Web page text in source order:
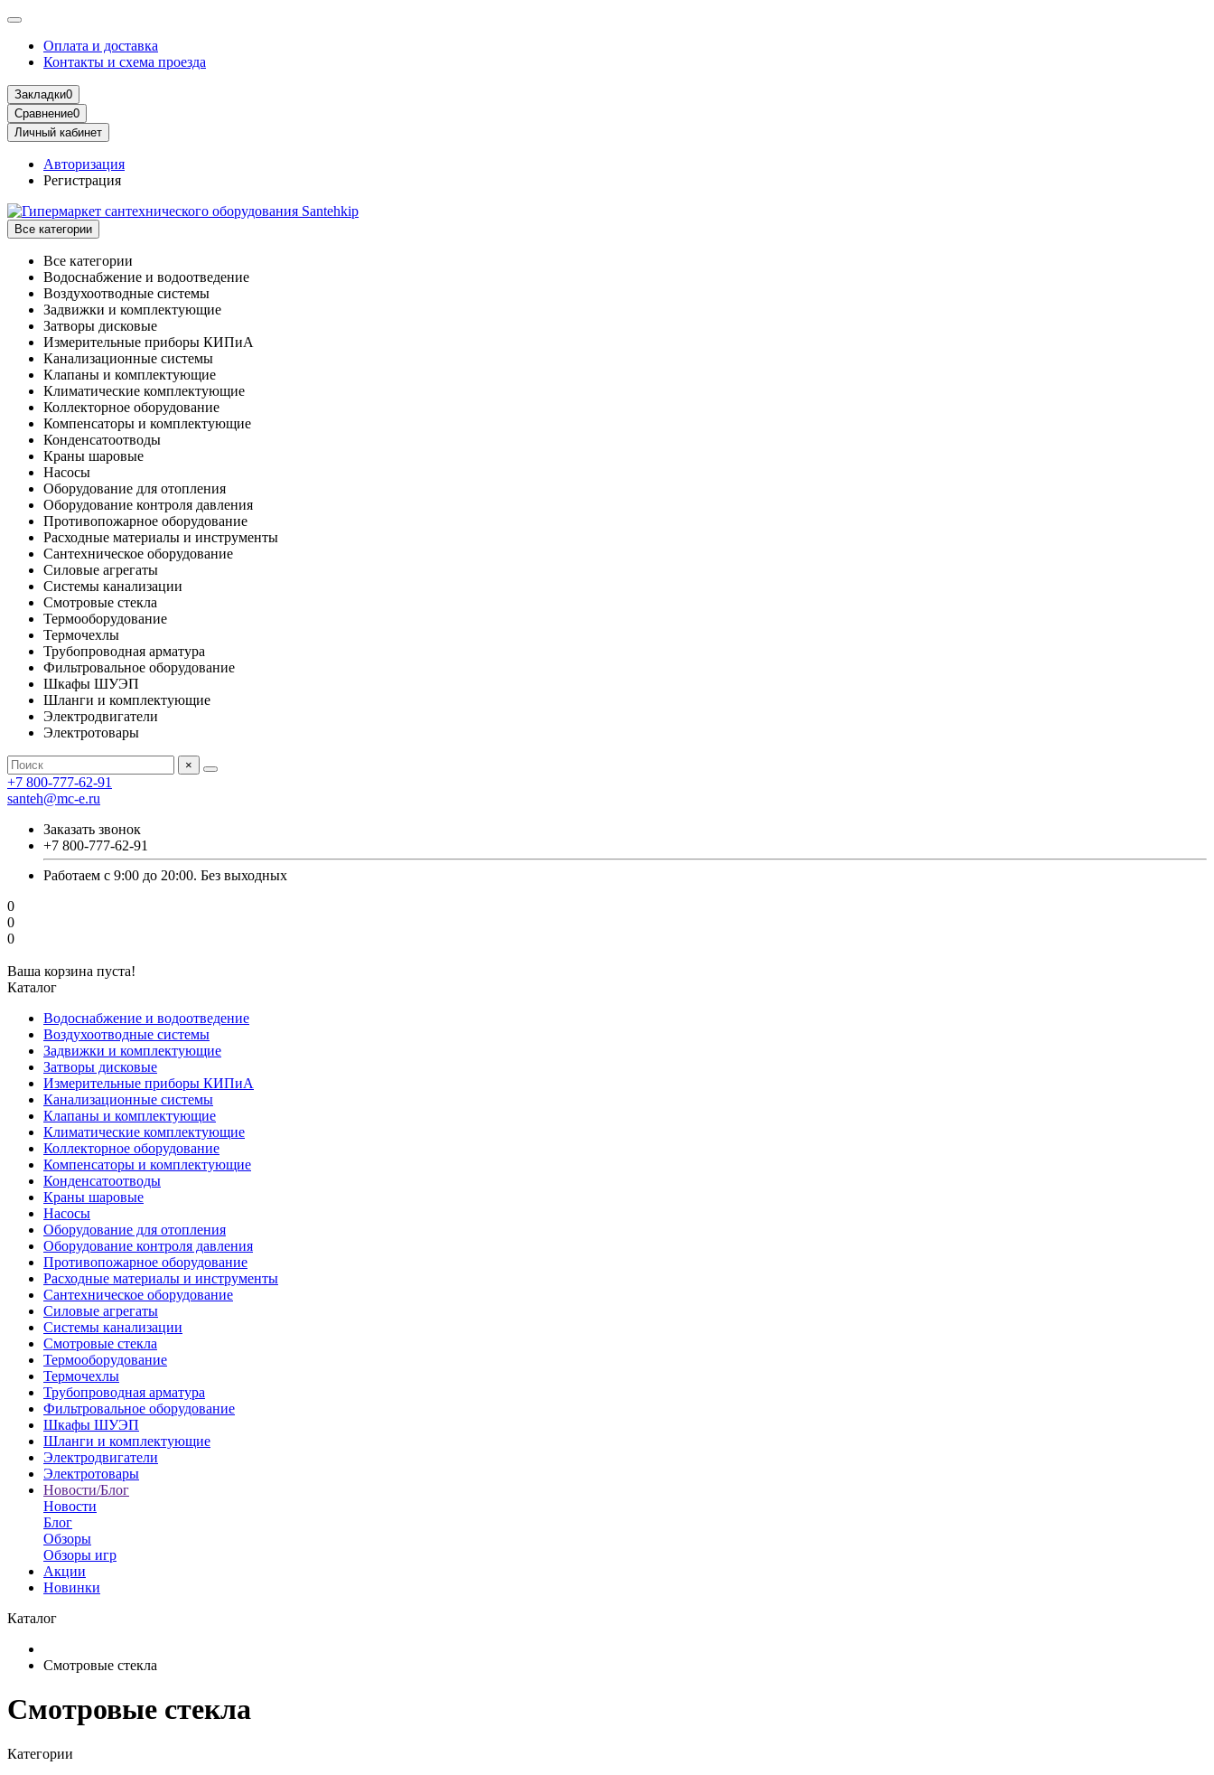
Оплата и доставка
Контакты и схема проезда
Закладки0
Сравнение0
Личный кабинет
Авторизация
Регистрация
Все категории
Все категории
Водоснабжение и водоотведение
Воздухоотводные системы
Задвижки и комплектующие
Затворы дисковые
Измерительные приборы КИПиА
Канализационные системы
Клапаны и комплектующие
Климатические комплектующие
Коллекторное оборудование
Компенсаторы и комплектующие
Конденсатоотводы
Краны шаровые
Насосы
Оборудование для отопления
Оборудование контроля давления
Противопожарное оборудование
Расходные материалы и инструменты
Сантехническое оборудование
Силовые агрегаты
Системы канализации
Смотровые стекла
Термооборудование
Термочехлы
Трубопроводная арматура
Фильтровальное оборудование
Шкафы ШУЭП
Шланги и комплектующие
Электродвигатели
Электротовары
×
+7 800-777-62-91
santeh@mc-e.ru
Заказать звонок
+7 800-777-62-91
Работаем с 9:00 до 20:00. Без выходных
0
0
0
Ваша корзина пуста!
Каталог
Водоснабжение и водоотведение
Воздухоотводные системы
Задвижки и комплектующие
Затворы дисковые
Измерительные приборы КИПиА
Канализационные системы
Клапаны и комплектующие
Климатические комплектующие
Коллекторное оборудование
Компенсаторы и комплектующие
Конденсатоотводы
Краны шаровые
Насосы
Оборудование для отопления
Оборудование контроля давления
Противопожарное оборудование
Расходные материалы и инструменты
Сантехническое оборудование
Силовые агрегаты
Системы канализации
Смотровые стекла
Термооборудование
Термочехлы
Трубопроводная арматура
Фильтровальное оборудование
Шкафы ШУЭП
Шланги и комплектующие
Электродвигатели
Электротовары
Новости/Блог
Новости
Блог
Обзоры
Обзоры игр
Акции
Новинки
Каталог
Смотровые стекла
Смотровые стекла
Категории